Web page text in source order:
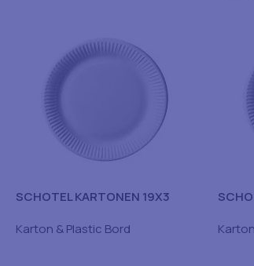
SCHOTEL KARTONEN 19X3
Karton & Plastic Bord